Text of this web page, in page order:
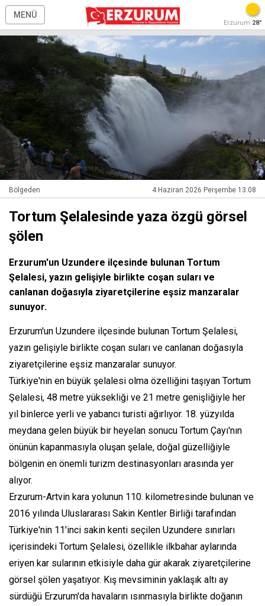
MENÜ
Erzurum 28°
Bölgeden 4 Haziran 2026 Perşembe 13:08
Tortum Şelalesinde yaza özgü görsel
şölen
Erzurum'un Uzundere ilçesinde bulunan Tortum
Şelalesi, yazın gelişiyle birlikte coşan suları ve
canlanan doğasıyla ziyaretçilerine eşsiz manzaralar
sunuyor.
Erzurum'un Uzundere ilçesinde bulunan Tortum Şelalesi,
yazın gelişiyle birlikte coşan suları ve canlanan doğasıyla
ziyaretçilerine eşsiz manzaralar sunuyor.
Türkiye'nin en büyük şelalesi olma özelliğini taşıyan Tortum
Şelalesi, 48 metre yüksekliği ve 21 metre genişliğiyle her
yıl binlerce yerli ve yabancı turisti ağırlıyor. 18. yüzyılda
meydana gelen büyük bir heyelan sonucu Tortum Çayı'nın
önünün kapanmasıyla oluşan şelale, doğal güzelliğiyle
bölgenin en önemli turizm destinasyonları arasında yer
alıyor.
Erzurum-Artvin kara yolunun 110. kilometresinde bulunan ve
2016 yılında Uluslararası Sakin Kentler Birliği tarafından
Türkiye'nin 11'inci sakin kenti seçilen Uzundere sınırları
içerisindeki Tortum Şelalesi, özellikle ilkbahar aylarında
eriyen kar sularının etkisiyle daha gür akarak ziyaretçilerine
görsel şölen yaşatıyor. Kış mevsiminin yaklaşık altı ay
sürdüğü Erzurum'da havaların ısınmasıyla birlikte doğanın